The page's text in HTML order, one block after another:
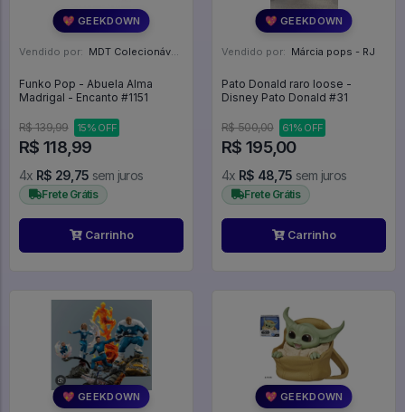
💖 GEEKDOWN
Vendido por: MDT Colecionáveis - DF
Funko Pop - Abuela Alma
Madrigal - Encanto #1151
R$ 139,99 15% OFF
R$ 118,99
4x R$ 29,75 sem juros
Frete Grátis
Carrinho
💖 GEEKDOWN
Vendido por: Márcia pops - RJ
Pato Donald raro loose -
Disney Pato Donald #31
R$ 500,00 61% OFF
R$ 195,00
4x R$ 48,75 sem juros
Frete Grátis
Carrinho
💖 GEEKDOWN 💖 GEEKDOWN